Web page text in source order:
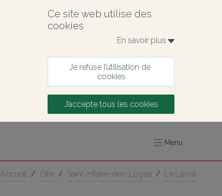
Ce site web utilise des
cookies
En savoir plus
Je refuse l’utilisation de
cookies
J’accepte tous les cookies
Menu
Accueil / Gîte / Saint-Hilaire-des-Loges / Le Lavoir